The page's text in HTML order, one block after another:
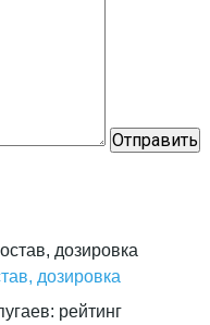
дозировка